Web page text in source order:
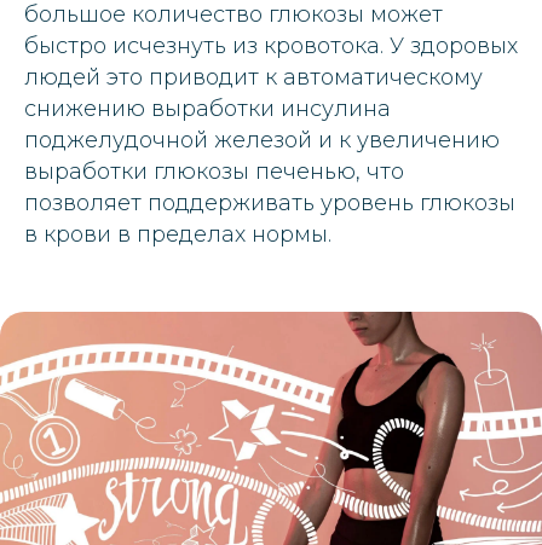
большое количество глюкозы может
быстро исчезнуть из кровотока. У здоровых
людей это приводит к автоматическому
снижению выработки инсулина
поджелудочной железой и к увеличению
выработки глюкозы печенью, что
позволяет поддерживать уровень глюкозы
в крови в пределах нормы.